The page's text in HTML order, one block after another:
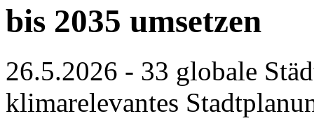
bis 2035 umsetzen
26.5.2026 - 33 globale
klimarelevantes